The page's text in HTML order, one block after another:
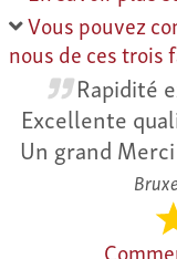
Vous pouvez
nous de ces trois
Rapidité
Excellente
Un grand